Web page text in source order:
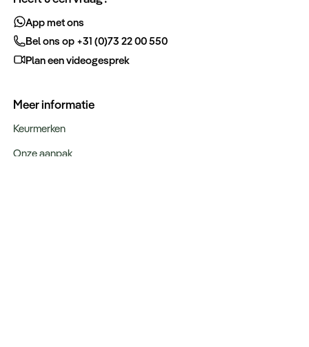
App met ons
Bel ons op +31 (0)73 22 00 550
Plan een videogesprek
Meer informatie
Keurmerken
Onze aanpak